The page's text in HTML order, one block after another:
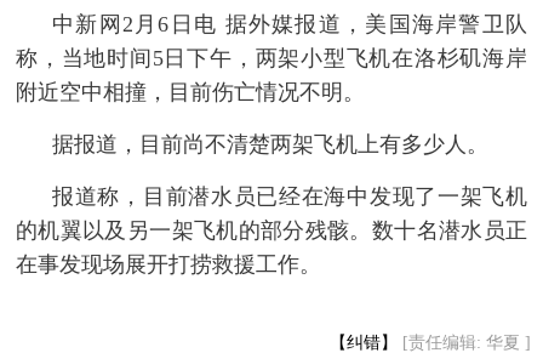
时尚 思客 地方 法治
港澳 台湾 华人
科技 能源 房产 公司
图片 视频 彩票 食品
旅游 健康
军事 无人机
中新网2月6日电 据外媒报道，美国海岸警卫队
称，当地时间5日下午，两架小型飞机在洛杉矶海岸
附近空中相撞，目前伤亡情况不明。
据报道，目前尚不清楚两架飞机上有多少人。
报道称，目前潜水员已经在海中发现了一架飞机
的机翼以及另一架飞机的部分残骸。数十名潜水员正
在事发现场展开打捞救援工作。
【纠错】 [责任编辑: 华夏 ]